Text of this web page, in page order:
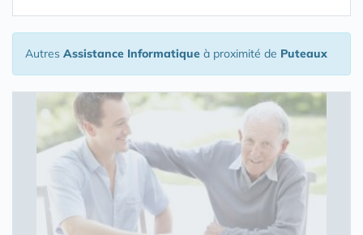
Autres Assistance Informatique à proximité de Puteaux